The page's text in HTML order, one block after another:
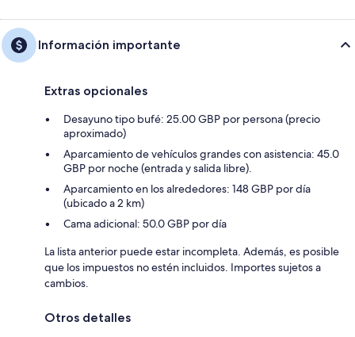
Información importante
Extras opcionales
Desayuno tipo bufé: 25.00 GBP por persona (precio
aproximado)
Aparcamiento de vehículos grandes con asistencia: 45.0
GBP por noche (entrada y salida libre).
Aparcamiento en los alrededores: 148 GBP por día
(ubicado a 2 km)
Cama adicional: 50.0 GBP por día
La lista anterior puede estar incompleta. Además, es posible
que los impuestos no estén incluidos. Importes sujetos a
cambios.
Otros detalles